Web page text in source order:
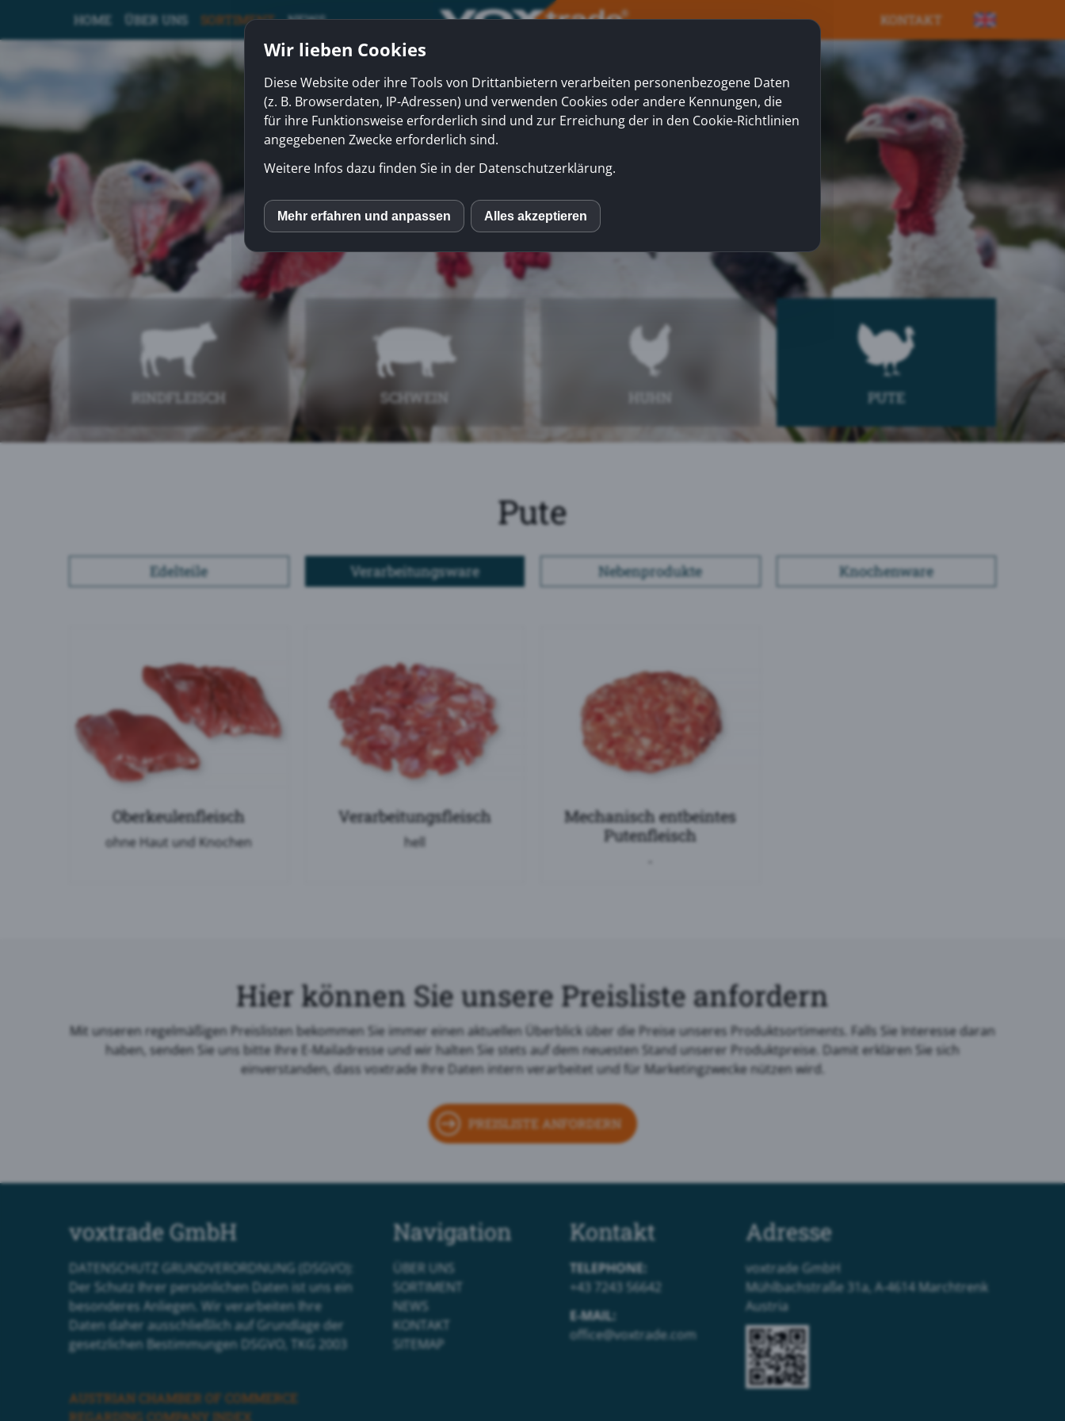
HOME ÜBER UNS SORTIMENT NEWS KONTAKT
RINDFLEISCH SCHWEIN HUHN PUTE
Pute
Edelteile Verarbeitungsware Nebenprodukte Knochenware
Oberkeulenfleisch
ohne Haut und Knochen
Verarbeitungsfleisch
hell
Mechanisch entbeintes
Putenfleisch
Hier können Sie unsere Preisliste anfordern
Mit unseren regelmäßigen Preislisten bekommen Sie immer einen aktuellen Überblick über die Preise unseres Produktsortiments. Falls Sie Interesse daran
haben, senden Sie uns bitte Ihre E-Mailadresse und wir halten Sie stets auf dem neuesten Stand unserer Produktpreise. Damit erklären Sie sich
einverstanden, dass voxtrade Ihre Daten intern verarbeitet und für Marketingzwecke nützen wird.
PREISLISTE ANFORDERN
voxtrade GmbH
DATENSCHUTZ GRUNDVERORDNUNG (DSGVO):
Der Schutz Ihrer persönlichen Daten ist uns ein
besonderes Anliegen. Wir verarbeiten Ihre
Daten daher ausschließlich auf Grundlage der
gesetzlichen Bestimmungen DSGVO, TKG 2003
Navigation
ÜBER UNS
SORTIMENT
NEWS
KONTAKT
SITEMAP
Kontakt
TELEPHONE:
+43 7243 56642
E-MAIL:
office@voxtrade.com
Adresse
voxtrade GmbH
Mühlbachstraße 31a, A-4614 Marchtrenk
Austria
AUSTRIAN CHAMBER OF COMMERCE
REGARDING COMPANY INDEX
Wir lieben Cookies
Diese Website oder ihre Tools von Drittanbietern verarbeiten personenbezogene Daten
(z. B. Browserdaten, IP-Adressen) und verwenden Cookies oder andere Kennungen, die
für ihre Funktionsweise erforderlich sind und zur Erreichung der in den Cookie-Richtlinien
angegebenen Zwecke erforderlich sind.
Weitere Infos dazu finden Sie in der Datenschutzerklärung.
inCMS
Google Maps
Auswahl akzeptieren
Mehr erfahren und anpassen Alles akzeptieren